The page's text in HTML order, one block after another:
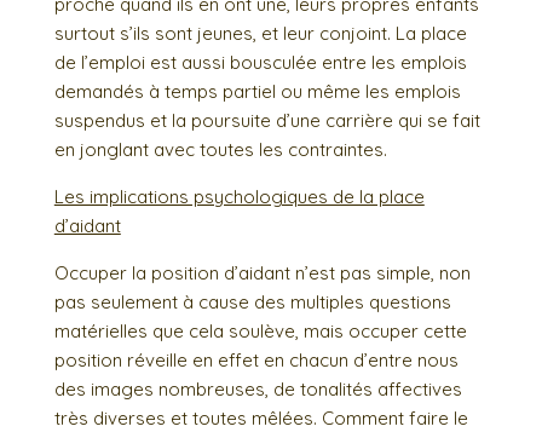
proche quand ils en ont une, leurs propres enfants
surtout s’ils sont jeunes, et leur conjoint. La place
de l’emploi est aussi bousculée entre les emplois
demandés à temps partiel ou même les emplois
suspendus et la poursuite d’une carrière qui se fait
en jonglant avec toutes les contraintes.
Les implications psychologiques de la place
d’aidant
Occuper la position d’aidant n’est pas simple, non
pas seulement à cause des multiples questions
matérielles que cela soulève, mais occuper cette
position réveille en effet en chacun d’entre nous
des images nombreuses, de tonalités affectives
très diverses et toutes mêlées. Comment faire le